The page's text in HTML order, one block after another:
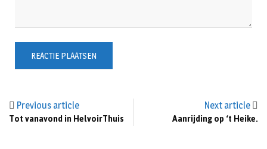
Previous article
Tot vanavond in HelvoirThuis
Next article
Aanrijding op ‘t Heike.